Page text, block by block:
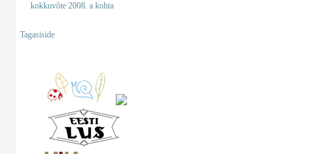
kokkuvõte 2008. a kohta
Tagasiside